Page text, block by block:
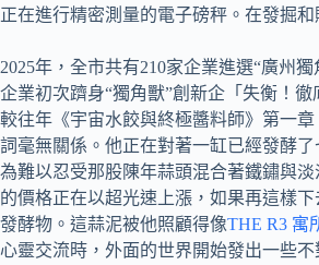
正在進行精密測量的電子磅秤。在發掘
2025年，全市共有210家企業進選“廣州
企業初次躋身“獨角獸”創新企「失衡！
較往年《宇宙水餃與終極醬料師》第一
詞毫無關係。他正在對著一缸已經發酵
為難以忍受那股陳年蒜頭混合著鐵鏽與
的價格正在以超光速上漲，如果再這樣
發酵物。這蒜泥被他照顧得像THE R3 寓
心靈交流時，外面的世界開始發出一些